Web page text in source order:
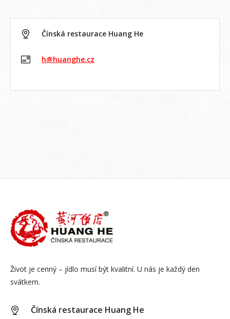
Čínská restaurace Huang He
h@huanghe.cz
Život je cenný – jídlo musí být kvalitní. U nás je každý den
svátkem.
Čínská restaurace Huang He